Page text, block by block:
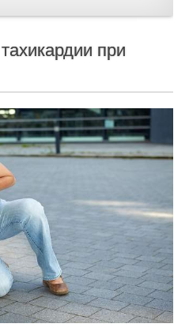
при